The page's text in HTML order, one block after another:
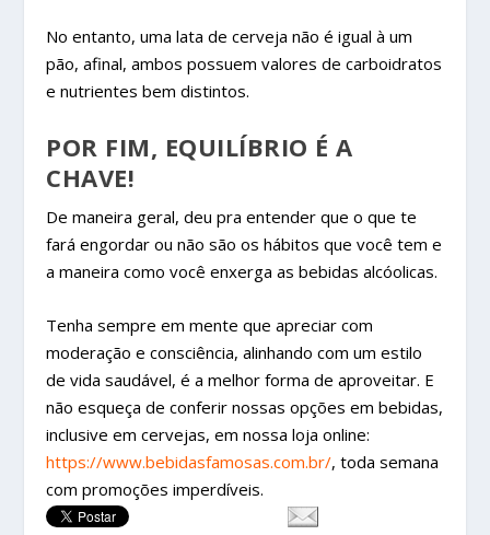
No entanto, uma lata de cerveja não é igual à um
pão, afinal, ambos possuem valores de carboidratos
e nutrientes bem distintos.
POR FIM, EQUILÍBRIO É A
CHAVE!
De maneira geral, deu pra entender que o que te
fará engordar ou não são os hábitos que você tem e
a maneira como você enxerga as bebidas alcóolicas.
Tenha sempre em mente que apreciar com
moderação e consciência, alinhando com um estilo
de vida saudável, é a melhor forma de aproveitar. E
não esqueça de conferir nossas opções em bebidas,
inclusive em cervejas, em nossa loja online:
https://www.bebidasfamosas.com.br/, toda semana
com promoções imperdíveis.